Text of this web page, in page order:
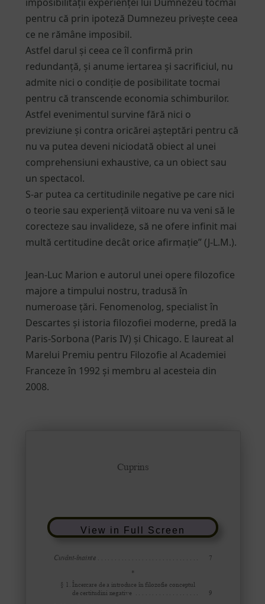
pentru că prin ipoteză Dumnezeu privește ceea
ce ne rămâne imposibil.
Astfel darul și ceea ce îl confirmă prin
redundanță, și anume iertarea și sacrificiul, nu
admite nici o condiție de posibilitate tocmai
pentru că transcende economia schimburilor.
Astfel evenimentul survine fără nici o
previziune și contra oricărei așteptări pentru că
nu va putea deveni niciodată obiect al unei
comprehensiuni exhaustive, ca un obiect sau
un spectacol.
S-ar putea ca certitudinile negative pe care nici
o teorie sau experiență viitoare nu va veni să le
corecteze sau invalideze, să ne ofere infinit mai
multă certitudine decât orice afirmație” (J-L.M.).
Jean-Luc Marion e autorul unei opere filozofice
majore a timpului nostru, tradusă în
numeroase țări. Fenomenolog, specialist în
Descartes și istoria filozofiei moderne, predă la
Paris-Sorbona (Paris IV) și Chicago. E laureat al
Marelui Premiu pentru Filozofie al Academiei
Franceze în 1992 și membru al acesteia din
2008.
View in Full Screen